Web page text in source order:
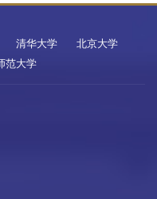
清华大学
北京大学
范大学